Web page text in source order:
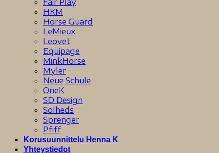
HKM
Horse Guard
LeMieux
Leovet
Equipage
MinkHorse
Myler
Neue Schule
OneK
SD Design
Solheds
Sprenger
Pfiff
Korusuunnittelu Henna K
Yhteystiedot